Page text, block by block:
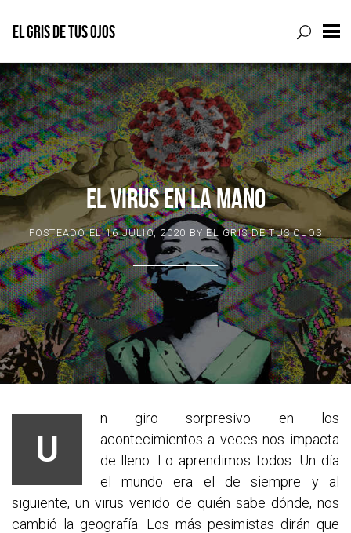
Skip
to
content
EL GRIS DE TUS OJOS
EL VIRUS EN LA MANO
POSTEADO EL16 JULIO, 2020 BY EL GRIS DE TUS OJOS
U
n giro sorpresivo en los
acontecimientos a veces nos impacta
de lleno. Lo aprendimos todos. Un día
el mundo era el de siempre y al
siguiente, un virus venido de quién sabe dónde, nos
cambió la geografía. Los más pesimistas dirán que